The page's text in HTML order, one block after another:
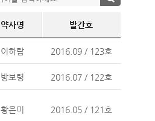
약사명 발간호
이하람 2016.09 / 123호
방보령 2016.07 / 122호
황은미 2016.05 / 121호